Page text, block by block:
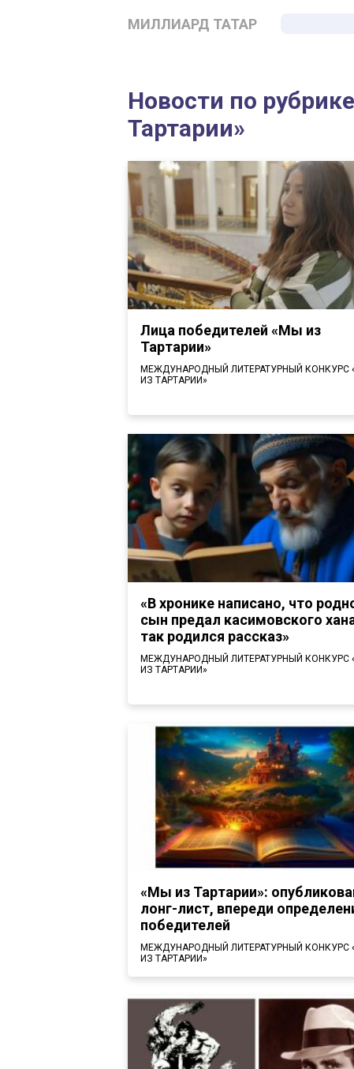
МИЛЛИАРД ТАТАР
Новости по
Тартарии»
Лица победителей «Мы из
Тартарии»
МЕЖДУНАРОДНЫЙ ЛИТЕРАТУРНЫЙ КОНКУРС
ИЗ ТАРТАРИИ»
«В хронике написано, что
сын предал касимовского
так родился рассказ»
МЕЖДУНАРОДНЫЙ ЛИТЕРАТУРНЫЙ КОНКУРС
ИЗ ТАРТАРИИ»
«Мы из Тартарии»:
лонг-лист, впереди
победителей
МЕЖДУНАРОДНЫЙ ЛИТЕРАТУРНЫЙ КОНКУРС
ИЗ ТАРТАРИИ»